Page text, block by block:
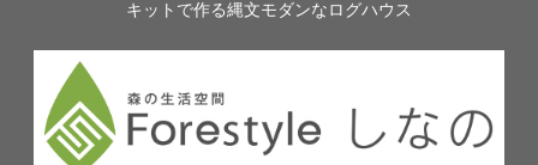
キットで作る縄文モダンなログハウス